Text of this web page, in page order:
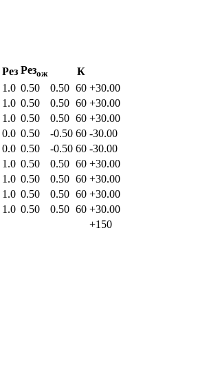
Рез Резож
К
1.0 0.50 0.50 60 +30.00
1.0 0.50 0.50 60 +30.00
1.0 0.50 0.50 60 +30.00
0.0 0.50 -0.50 60 -30.00
0.0 0.50 -0.50 60 -30.00
1.0 0.50 0.50 60 +30.00
1.0 0.50 0.50 60 +30.00
1.0 0.50 0.50 60 +30.00
1.0 0.50 0.50 60 +30.00
+150